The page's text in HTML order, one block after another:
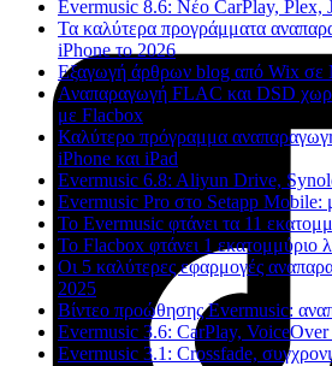
Evermusic 8.6: Νέο CarPlay, Plex,
Τα καλύτερα προγράμματα
iPhone το 2026
Εξαγωγή άρθρων blog από Wix
Αναπαραγωγή FLAC και DSD
με Flacbox
Καλύτερο πρόγραμμα
iPhone και iPad
Evermusic 6.8: Aliyun Drive,
Evermusic Pro στο Setapp Mobile:
Το Evermusic φτάνει τα 11
Το Flacbox φτάνει 1 εκατομμύριο
Οι 5 καλύτερες εφαρμογές
2025
Βίντεο προώθησης Evermusic:
Evermusic 3.6: CarPlay,
Evermusic 3.1: Crossfade,